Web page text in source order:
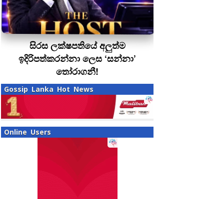
සිරස ලක්ෂපතියේ අලුත්ම
ඉදිරිපත්කරන්නා ලෙස ‘සන්නා’
තෝරාගනී!
Gossip Lanka Hot News
Online Users